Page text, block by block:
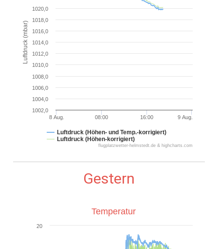
Luftdruck (mbar)
Luftdruck (Höhen- und Temp.-korrigiert)
Luftdruck (Höhen-korrigiert)
8 Aug. 9 Aug.
08:00 16:00
1002,0
1004,0
1006,0
1008,0
1010,0
1012,0
1014,0
1016,0
1018,0
1020,0
flugplatzwetter-helmstedt.de & highcharts.com
Gestern
20
Temperatur